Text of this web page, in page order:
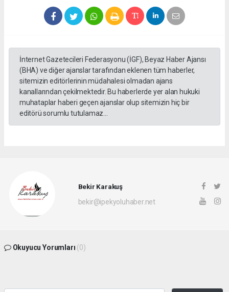
İnternet Gazetecileri Federasyonu (İGF), Beyaz Haber Ajansı
(BHA) ve diğer ajanslar tarafından eklenen tüm haberler,
sitemizin editörlerinin müdahalesi olmadan ajans
kanallarından çekilmektedir. Bu haberlerde yer alan hukuki
muhataplar haberi geçen ajanslar olup sitemizin hiç bir
editörü sorumlu tutulamaz...
Bekir Karakuş
bekir@ipekyoluhaber.net
Okuyucu Yorumları (0)